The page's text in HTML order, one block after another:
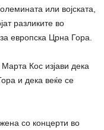
или војската,
разликите во
европска Црна Гора.
Кос изјави дека
и дека веќе се
со концерти во